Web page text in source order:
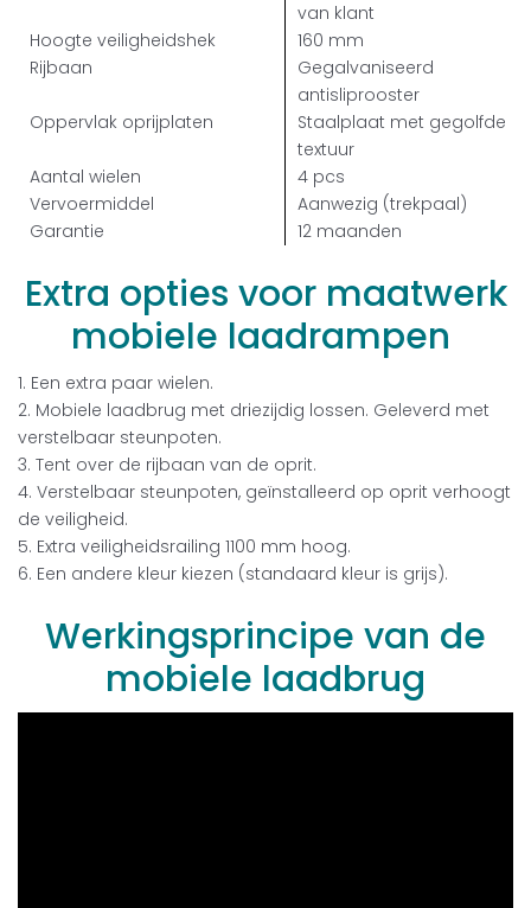
van klant
Hoogte veiligheidshek
160 mm
Rijbaan
Gegalvaniseerd
antisliprooster
Oppervlak oprijplaten
Staalplaat met gegolfde
textuur
Aantal wielen
4 pcs
Vervoermiddel
Aanwezig (trekpaal)
Garantie
12 maanden
Extra opties voor maatwerk
mobiele laadrampen
1. Een extra paar wielen.
2. Mobiele laadbrug met driezijdig lossen. Geleverd met
verstelbaar steunpoten.
3. Tent over de rijbaan van de oprit.
4. Verstelbaar steunpoten, geïnstalleerd op oprit verhoogt
de veiligheid.
5. Extra veiligheidsrailing 1100 mm hoog.
6. Een andere kleur kiezen (standaard kleur is grijs).
Werkingsprincipe van de
mobiele laadbrug